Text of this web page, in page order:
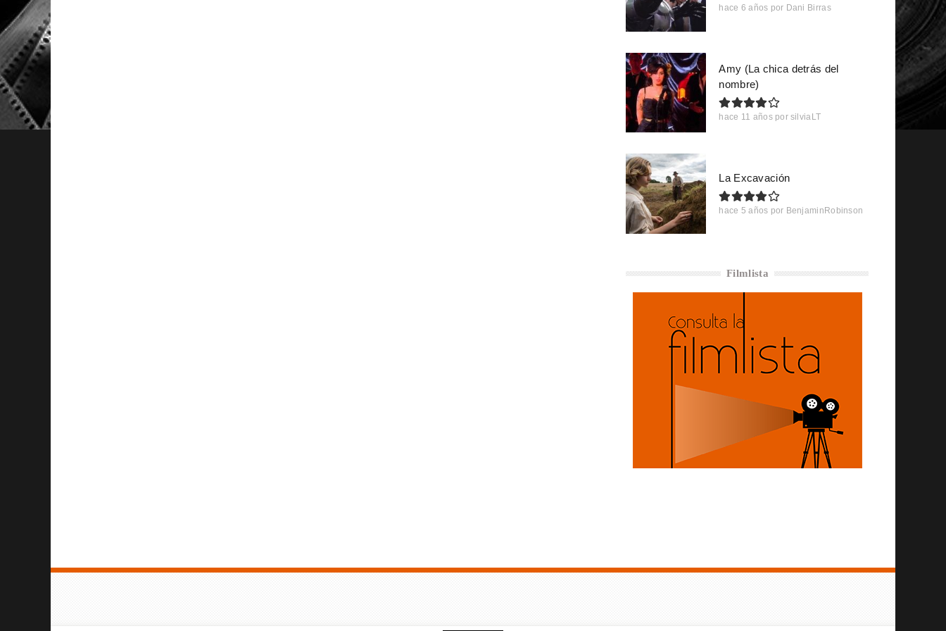
hace 6 años por Dani Birras
Amy (La chica detrás del
nombre)
hace 11 años por silviaLT
La Excavación
hace 5 años por BenjaminRobinson
Filmlista